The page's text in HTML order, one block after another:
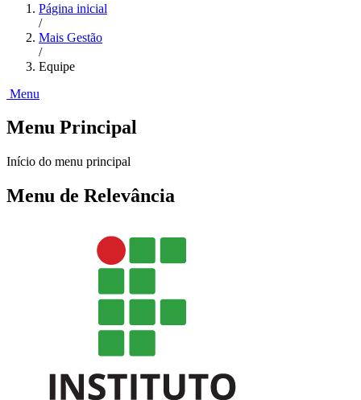
Página inicial
/
Mais Gestão
/
Equipe
Menu
Menu Principal
Início do menu principal
Menu de Relevância